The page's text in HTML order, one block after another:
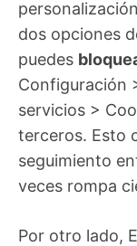
dos opciones
puedes
Configuración
servicios >
terceros. Esto
seguimiento
veces rompa
Por otro lado,